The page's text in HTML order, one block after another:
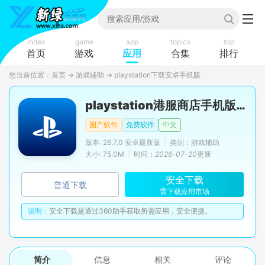
index
首页
game
游戏
app
应用
topics
合集
top
排行
您当前位置： 首页 → 游戏辅助 → playstation下载安卓手机版
playstation港服商店手机版(PS App)
国产软件 免费软件
中文
版本: 26.7.0 安卓最新版
类别：游戏辅助
大小: 75.0M
时间： 2026-07-20更新
普通下载 安全下载
需下载应用市场
说明： 安全下载是通过360助手获取所需应用，安全便捷。
简介 信息 相关 评论